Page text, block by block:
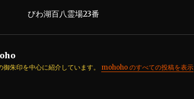
びわ湖百八霊場23番
御朱印を中心に紹介しています。 mohoho のすべての投稿を表示